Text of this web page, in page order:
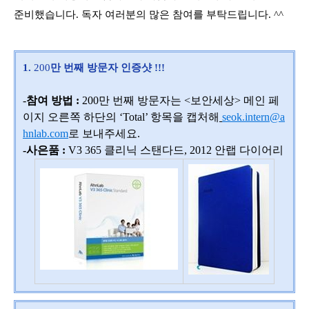
준비했습니다. 독자 여러분의 많은 참여를 부탁드립니다. ^^
1. 200만 번째 방문자 인증샷 !!!
-참여 방법 : 200만 번째 방문자는 <보안세상> 메인 페
이지 오른쪽 하단의 ‘Total’ 항목을 캡처해 seok.intern@a
hnlab.com로 보내주세요.
-사은품 : V3 365 클리닉 스탠다드, 2012 안랩 다이어리